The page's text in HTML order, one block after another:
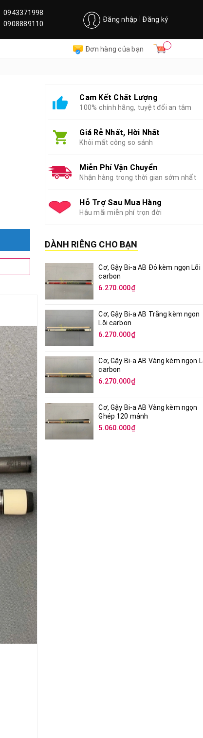
Đăng nhập Đăng ký
0943371998
0908889110
Đơn hàng của bạn
Cam Kết Chất Lượng
100% chính hãng, tuyệt đối an tâm
Giá Rẻ Nhất, Hời Nhất
Khỏi mất công so sánh
Miễn Phí Vận Chuyển
Nhận hàng trong thời gian sớm nhất
Hỗ Trợ Sau Mua Hàng
Hậu mãi miễn phí trọn đời
DÀNH RIÊNG CHO BẠN
Cơ, Gậy Bi-a AB Đỏ kèm ngọn Lõi
carbon
6.270.000₫
Cơ, Gậy Bi-a AB Trắng kèm ngọn
Lõi carbon
6.270.000₫
Cơ, Gậy Bi-a AB Vàng kèm ngọn
carbon
6.270.000₫
Cơ, Gậy Bi-a AB Vàng kèm ngọn
Ghép 120 mảnh
5.060.000₫